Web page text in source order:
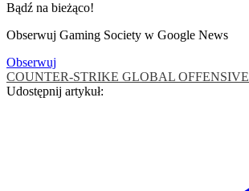
Bądź na bieżąco!
Obserwuj Gaming Society w Google News
Obserwuj
COUNTER-STRIKE GLOBAL OFFENSIVE
Udostępnij artykuł: